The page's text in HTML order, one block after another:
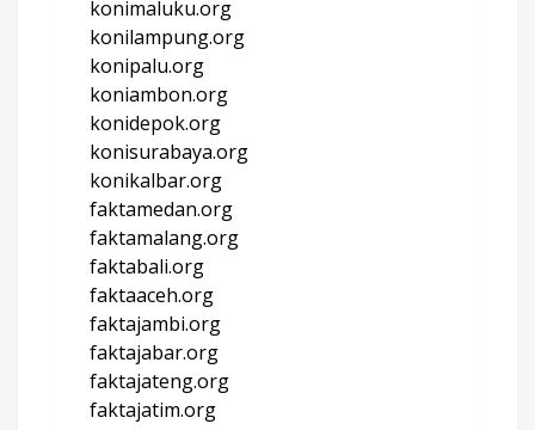
konimaluku.org
konilampung.org
konipalu.org
koniambon.org
konidepok.org
konisurabaya.org
konikalbar.org
faktamedan.org
faktamalang.org
faktabali.org
faktaaceh.org
faktajambi.org
faktajabar.org
faktajateng.org
faktajatim.org